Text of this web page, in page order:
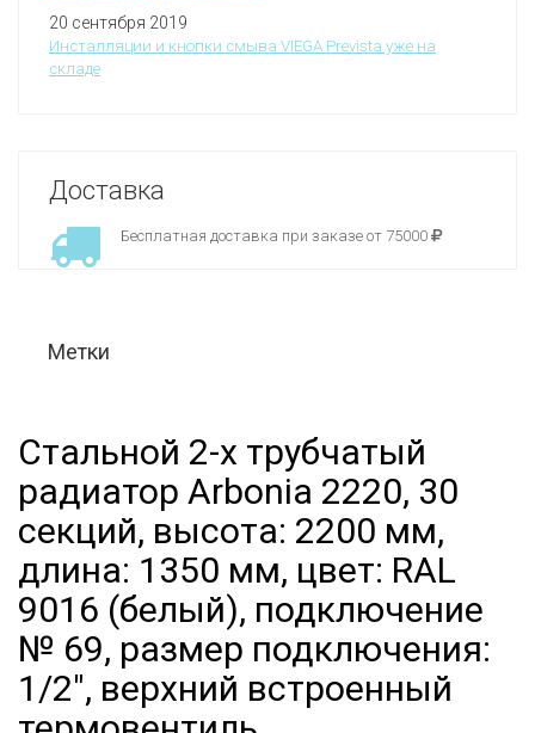
20 сентября 2019
Инсталляции и кнопки смыва VIEGA Prevista уже на
складе
Доставка
Бесплатная доставка при заказе от 75000
Метки
Стальной 2-х трубчатый
радиатор Arbonia 2220, 30
секций, высота: 2200 мм,
длина: 1350 мм, цвет: RAL
9016 (белый), подключение
№ 69, размер подключения:
1/2", верхний встроенный